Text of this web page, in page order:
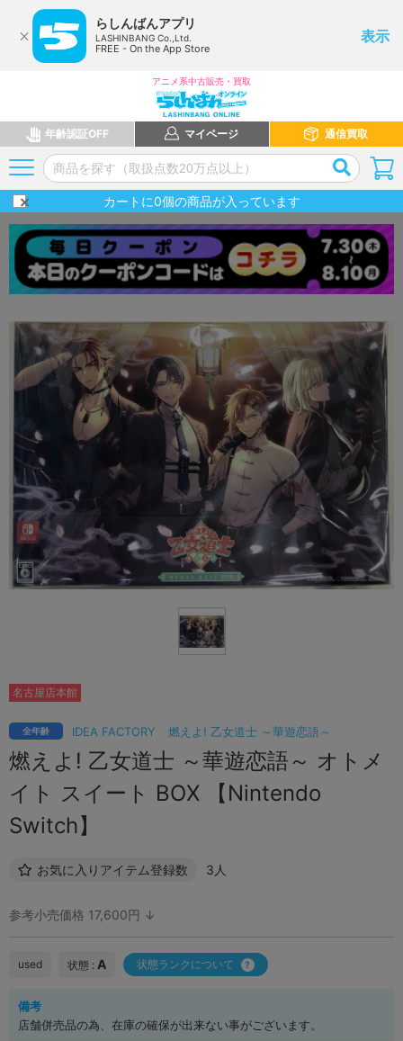
らしんばんアプリ
LASHINBANG Co.,Ltd.
FREE - On the App Store
表示
アニメ系中古販売・買取
年齢認証OFF マイページ 通信買取
カートに0個の商品が入っています
IDEA FACTORY 燃えよ! 乙女道士 ～華遊恋語～
全年齢
燃えよ! 乙女道士 ～華遊恋語～ オトメ
イト スイート BOX 【Nintendo
Switch】
お気に入りアイテム登録数 3人
名古屋店本館
参考小売価格 17,600円 ↓
used 状態 : A 状態ランクについて
備考
店舗併売品の為、在庫の確保が出来ない事がございます。